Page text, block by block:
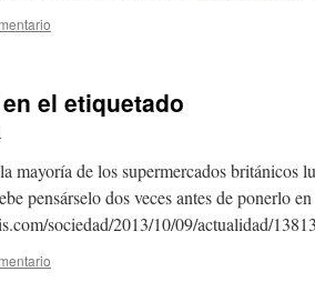
el etiquetado
mayoría de los supermercados británicos
pensárselo dos veces antes de ponerlo
sociedad/2013/10/09/actualidad/